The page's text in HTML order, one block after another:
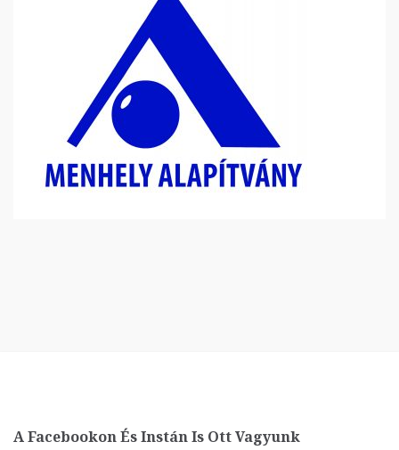
A Facebookon És Instán Is Ott Vagyunk